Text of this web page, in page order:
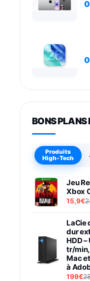
BONS
Produits
High-Tech
Jeu
Xbox
15,9€
LaCie
dur
HDD
tr/min,
Mac
à
199€